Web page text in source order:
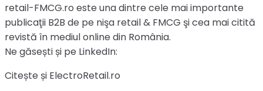
retail-FMCG.ro este una dintre cele mai importante
publicaţii B2B de pe nişa retail & FMCG şi cea mai citită
revistă în mediul online din România.
Ne găsești și pe LinkedIn:
Citește și ElectroRetail.ro